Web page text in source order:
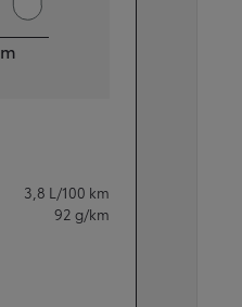
3,8 L/100 km
92 g/km